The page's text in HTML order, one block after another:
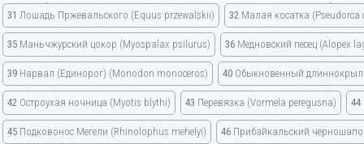
31 Лошадь Пржевальского (Equus przewalskii) 32 Малая косатка (Pseudorca
35 Маньчжурский цокор (Myospalax psilurus) 36 Медновский песец (Alopex
39 Нарвал (Единорог) (Monodon monoceros) 40 Обыкновенный длиннокрыл
42 Остроухая ночница (Myotis blythi) 43 Перевязка (Vormela peregusna) 44
45 Подковонос Мегели (Rhinolophus mehelyi) 46 Прибайкальский